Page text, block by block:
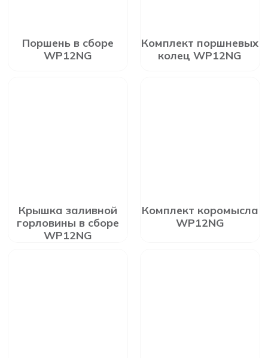
Поршень в сборе
WP12NG
Комплект поршневых
колец WP12NG
Крышка заливной
горловины в сборе
WP12NG
Комплект коромысла
WP12NG